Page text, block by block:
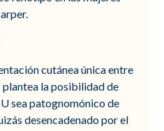
cutánea única entre
la posibilidad de
sea patognomónico de
desencadenado por el